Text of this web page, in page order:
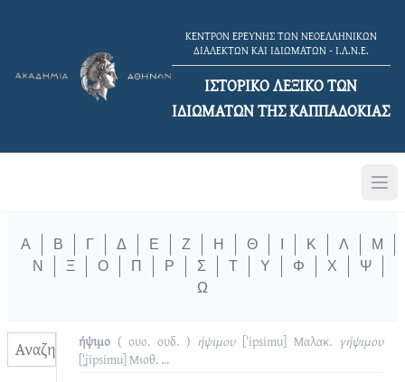
ΚΕΝΤΡΟΝ ΕΡΕΥΝΗΣ ΤΩΝ ΝΕΟΕΛΛΗΝΙΚΩΝ
ΔΙΑΛΕΚΤΩΝ ΚΑΙ ΙΔΙΩΜΑΤΩΝ - Ι.Λ.Ν.Ε.
ΙΣΤΟΡΙΚΟ ΛΕΞΙΚΟ TΩΝ
ΙΔΙΩΜΑΤΩΝ ΤΗΣ ΚΑΠΠΑΔΟΚΙΑΣ
Α Β Γ Δ Ε Ζ Η Θ Κ Λ
Μ
Ν
Ξ Ο Π Ρ Σ Τ Υ Φ Χ
Ψ
Ω
ήψιμο ( ουσ. ουδ. ) ήψιμου [ˈipsimu] Μαλακ. γήψιμου
[ˈʝipsimu] Μισθ. ...